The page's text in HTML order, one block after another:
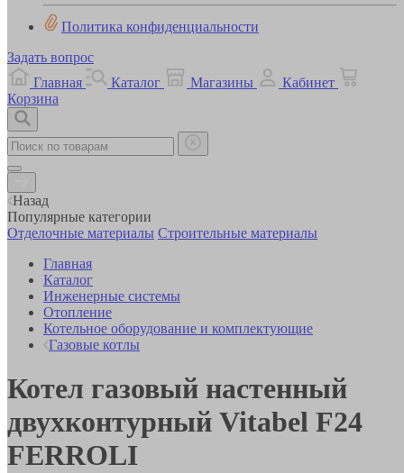
Политика конфиденциальности
Задать вопрос
Главная
Каталог Магазины
Кабинет
Корзина
Назад
Популярные категории
Отделочные материалы Строительные материалы
Главная
Каталог
Инженерные системы
Отопление
Котельное оборудование и комплектующие
Газовые котлы
Котел газовый настенный
двухконтурный Vitabel F24
FERROLI